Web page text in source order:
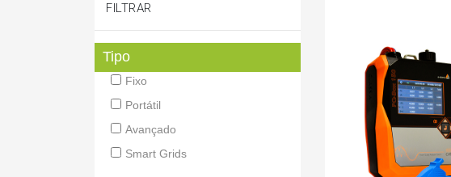
FILTRAR
Tipo
Fixo
Portátil
Avançado
Smart Grids